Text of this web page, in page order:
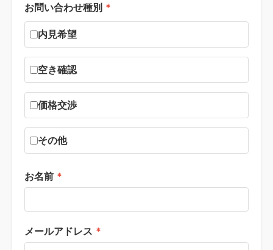
お問い合わせ種別 *
内見希望
空き確認
価格交渉
その他
お名前 *
メールアドレス *